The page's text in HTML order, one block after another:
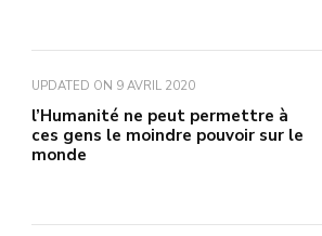
UPDATED ON 9 AVRIL 2020
l’Humanité ne peut permettre à
ces gens le moindre pouvoir sur le
monde